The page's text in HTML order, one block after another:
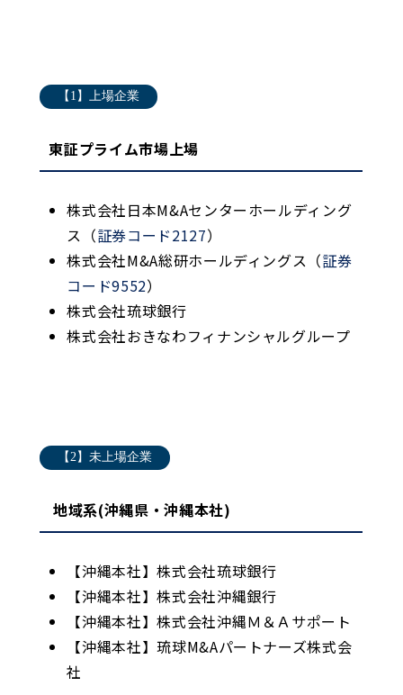
【1】上場企業
東証プライム市場上場
株式会社日本M&Aセンターホールディング
ス（証券コード2127）
株式会社M&A総研ホールディングス（証券
コード9552）
株式会社琉球銀行
株式会社おきなわフィナンシャルグループ
【2】未上場企業
地域系(沖縄県・沖縄本社)
【沖縄本社】株式会社琉球銀行
【沖縄本社】株式会社沖縄銀行
【沖縄本社】株式会社沖縄Ｍ＆Ａサポート
【沖縄本社】琉球M&Aパートナーズ株式会
社